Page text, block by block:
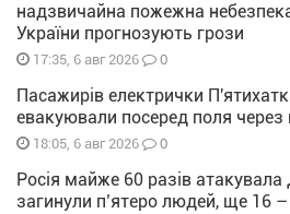
надзвичайна пожежна
України прогнозують грози
17:35, 6 авг 2026 0
Пасажирів електрички
евакуювали посеред поля через
18:05, 6 авг 2026 0
Росія майже 60 разів
загинули п’ятеро людей, ще 16 –